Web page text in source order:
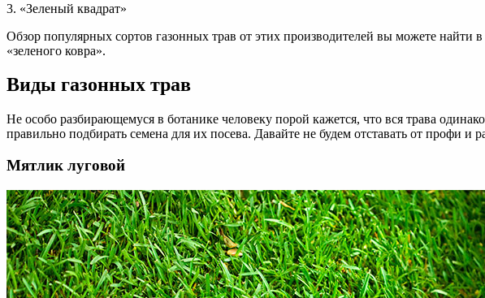
3. «Зеленый квадрат»
Обзор популярных сортов газонных трав от этих производителей вы можете
«зеленого ковра».
Виды газонных трав
Не особо разбирающемуся в ботанике человеку порой кажется, что вся трава
правильно подбирать семена для их посева. Давайте не будем отставать от профи и
Мятлик луговой